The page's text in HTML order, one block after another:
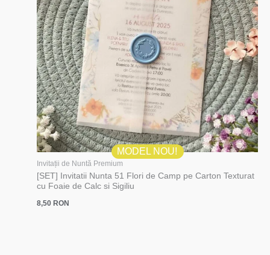
MODEL NOU!
Invitații de Nuntă Premium
[SET] Invitatii Nunta 51 Flori de Camp pe Carton Texturat
cu Foaie de Calc si Sigiliu
8,50 RON